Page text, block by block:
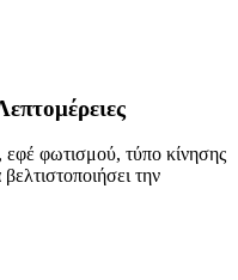
εφέ φωτισμού, τύπο κίνησης
την